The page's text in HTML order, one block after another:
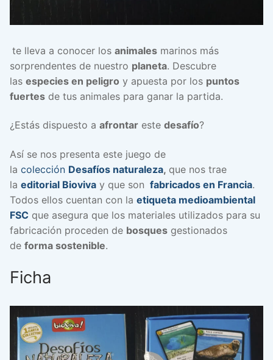
te lleva a conocer los animales marinos más
sorprendentes de nuestro planeta. Descubre
las especies en peligro y apuesta por los puntos
fuertes de tus animales para ganar la partida.
¿Estás dispuesto a afrontar este desafío?
Así se nos presenta este juego de
la colección Desafíos naturaleza, que nos trae
la editorial Bioviva y que son fabricados en Francia.
Todos ellos cuentan con la etiqueta medioambiental
FSC que asegura que los materiales utilizados para su
fabricación proceden de bosques gestionados
de forma sostenible.
Ficha